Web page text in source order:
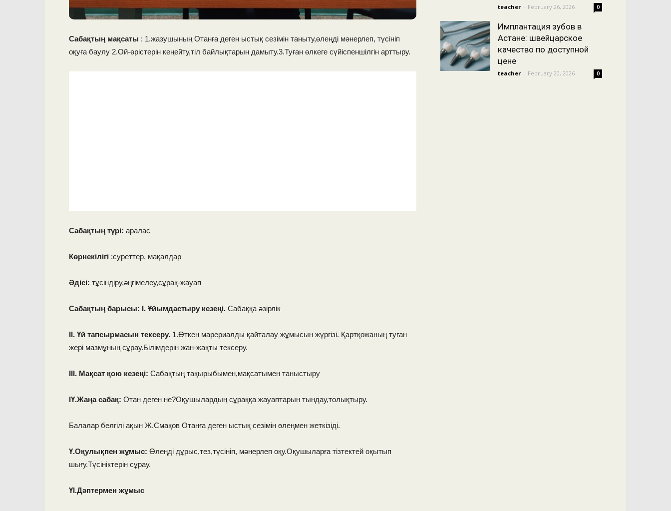
Сабақтың мақсаты : 1.жазушының Отанға деген ыстық сезімін таныту,өлеңді мәнерлеп, түсініп
оқуға баулу 2.Ой-өрістерін кеңейту,тіл байлықтарын дамыту.3.Туған өлкеге сүйіспеншілгін арттыру.
Сабақтың түрі: аралас
Көрнекілігі :суреттер, мақалдар
Әдісі: тұсіндіру,әңгімелеу,сұрақ-жауап
Сабақтың барысы: І. Ұйымдастыру кезеңі. Сабаққа әзірлік
ІІ. Үй тапсырмасын тексеру. 1.Өткен марериалды қайталау жұмысын жүргізі. Қартқожаның туған
жері мазмұның сұрау.Білімдерін жан-жақты тексеру.
ІІІ. Мақсат қою кезеңі: Сабақтың тақырыбымен,мақсатымен таныстыру
ІҮ.Жаңа сабақ: Отан деген не?Оқушылардың сұраққа жауаптарын тындау,толықтыру.
Балалар белгілі ақын Ж.Смақов Отанға деген ыстық сезімін өлеңмен жеткізіді.
Ү.Оқулықпен жұмыс: Өлеңді дұрыс,тез,түсініп, мәнерлеп оқу.Оқушыларға тізтектей оқытып
шығу.Түсініктерін сұрау.
ҮІ.Дәптермен жұмыс
teacher - February 26, 2026 0
Имплантация зубов в
Астане: швейцарское
качество по доступной
цене
teacher - February 20, 2026 0